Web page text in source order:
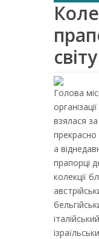
світу
Голова
взялася
а
прапорці
колекції